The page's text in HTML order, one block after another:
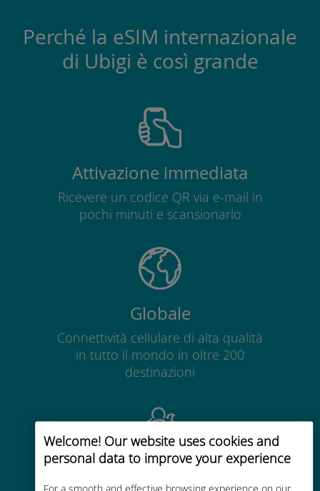
Welcome! Our website uses cookies and
personal data to improve your experience
For a smooth and effective browsing experience on our
Perché la eSIM internazionale
di Ubigi è così grande
Attivazione immediata
Ricevere un codice QR via e-mail in
pochi minuti e scansionarlo
Globale
Connettività cellulare di alta qualità
in tutto il mondo in oltre 200
destinazioni
Economico